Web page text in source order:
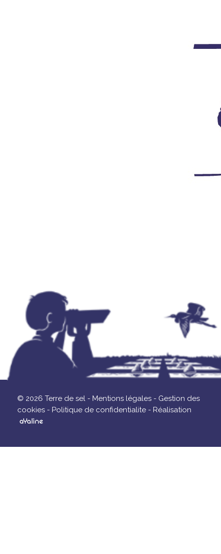
© 2026 Terre de sel - Mentions légales - Gestion des
cookies - Politique de confidentialite - Réalisation